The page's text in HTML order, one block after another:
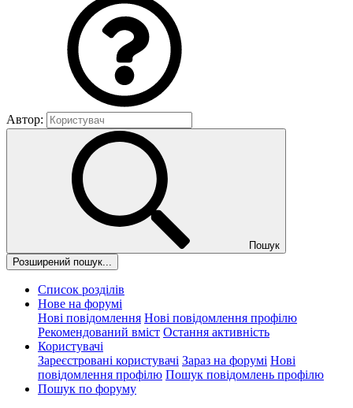
Автор:
Пошук
Розширений пошук...
Список розділів
Нове на форумі
Нові повідомлення Нові повідомлення профілю
Рекомендований вміст Остання активність
Користувачі
Зареєстровані користувачі Зараз на форумі Нові
повідомлення профілю Пошук повідомлень профілю
Пошук по форуму